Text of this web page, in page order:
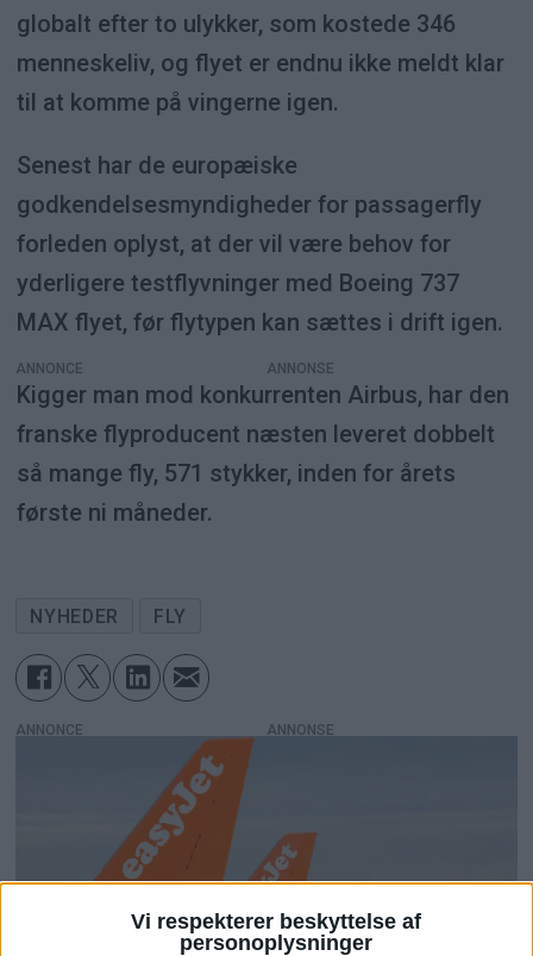
Vi respekterer beskyttelse af
personoplysninger
globalt efter to ulykker, som kostede 346
menneskeliv, og flyet er endnu ikke meldt klar
til at komme på vingerne igen.
Senest har de europæiske
godkendelsesmyndigheder for passagerfly
forleden oplyst, at der vil være behov for
yderligere testflyvninger med Boeing 737
MAX flyet, før flytypen kan sættes i drift igen.
ANNONCE
Kigger man mod konkurrenten Airbus, har den
franske flyproducent næsten leveret dobbelt
så mange fly, 571 stykker, inden for årets
første ni måneder.
NYHEDER FLY
ANNONCE